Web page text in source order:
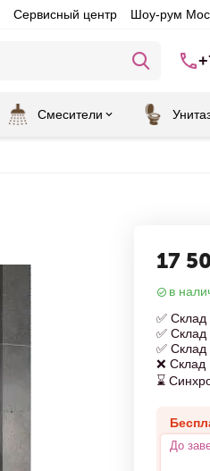
Сервисный центр Шоу-рум
Смесители
17
в
✅ Склад
✅
✅
❌ Склад
⌛
До